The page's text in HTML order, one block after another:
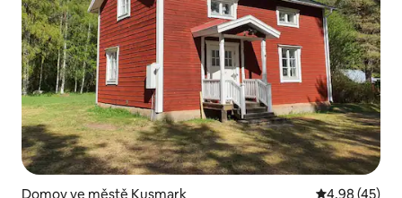
Domov ve městě Kusmark Průměrné
4,98 (45)